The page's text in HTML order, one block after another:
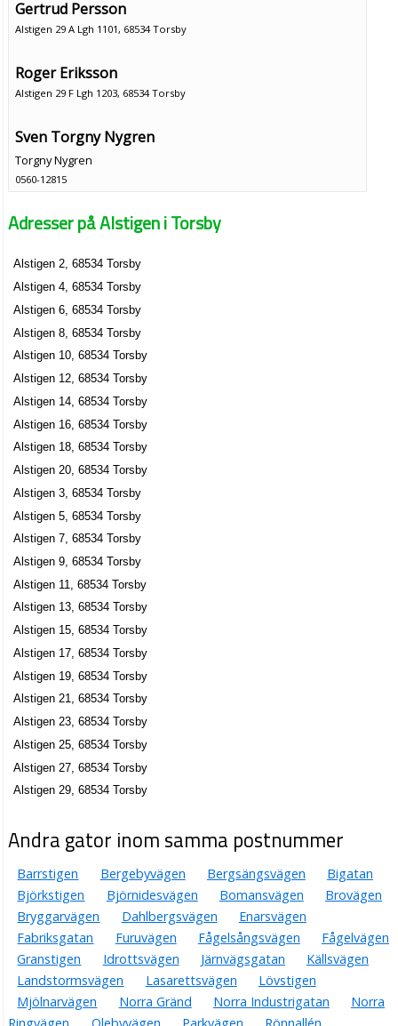
Gertrud Persson
Alstigen 29 A Lgh 1101, 68534 Torsby
Roger Eriksson
Alstigen 29 F Lgh 1203, 68534 Torsby
Sven Torgny Nygren
Torgny Nygren
0560-12815
Anna Simberg
Alstigen 29 K Lgh 1001, 68534 Torsby
Ericssons Byggprodukter i Torsby Förvaltnings AB
Mikael Hans Erik Eriksson
0560-689860
Alstigen 4, 68534 Torsby
XL-BYGG Torsby Trä AB
Mikael Hans Erik Eriksson
Alstigen 4, 68534 Torsby
Patrik Nygren Förvaltning AB
Lars Patrik Nygren
Alstigen 6, 68534 Torsby
Per-Olov Olsen AB
Per Olov Olsen
Alstigen 6, 68534 Torsby
Torsby Mekaniska AB
Leif Conny Jansson
0560-12055
Torsby Teknikcenter AB
Per Arne Asp
Alstigen 6, 68534 Torsby
WEAB, Wermlands Elektronik AB
0560-689650
Bergeby Fastigheter AB
Per Erik Frykedal
Alstigen 8 C, 68534 Torsby
Adresser på Alstigen i Torsby
Alstigen 2, 68534 Torsby
Alstigen 4, 68534 Torsby
Alstigen 6, 68534 Torsby
Alstigen 8, 68534 Torsby
Alstigen 10, 68534 Torsby
Alstigen 12, 68534 Torsby
Alstigen 14, 68534 Torsby
Alstigen 16, 68534 Torsby
Alstigen 18, 68534 Torsby
Alstigen 20, 68534 Torsby
Alstigen 3, 68534 Torsby
Alstigen 5, 68534 Torsby
Alstigen 7, 68534 Torsby
Alstigen 9, 68534 Torsby
Alstigen 11, 68534 Torsby
Alstigen 13, 68534 Torsby
Alstigen 15, 68534 Torsby
Alstigen 17, 68534 Torsby
Alstigen 19, 68534 Torsby
Alstigen 21, 68534 Torsby
Alstigen 23, 68534 Torsby
Alstigen 25, 68534 Torsby
Alstigen 27, 68534 Torsby
Alstigen 29, 68534 Torsby
Andra gator inom samma postnummer
Barrstigen Bergebyvägen Bergsängsvägen
Bigatan
Björkstigen
Björnidesvägen Bomansvägen
Brovägen
Bryggarvägen
Dahlbergsvägen
Enarsvägen
Fabriksgatan
Furuvägen Fågelsångsvägen
Fågelvägen
Granstigen
Idrottsvägen Järnvägsgatan
Källsvägen
Landstormsvägen
Lasarettsvägen
Lövstigen
Mjölnarvägen
Norra Gränd Norra Industrigatan
Norra